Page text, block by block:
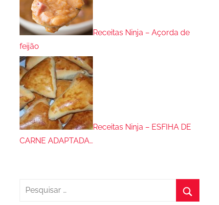
Receitas Ninja – Açorda de
feijão
Receitas Ninja – ESFIHA DE
CARNE ADAPTADA…
Pesquisar